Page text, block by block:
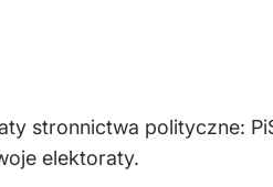
stronnictwa polityczne:
elektoraty.